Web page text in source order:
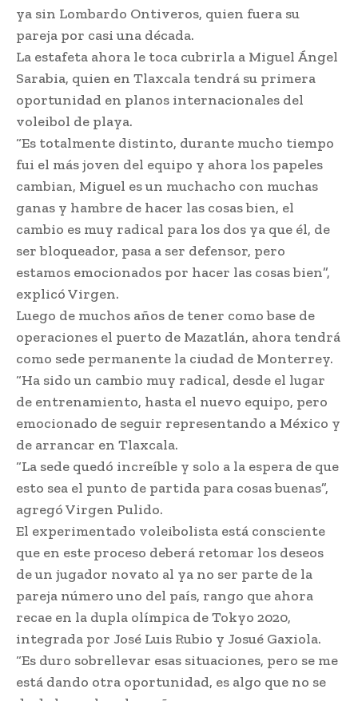
ya sin Lombardo Ontiveros, quien fuera su
pareja por casi una década.
La estafeta ahora le toca cubrirla a Miguel Ángel
Sarabia, quien en Tlaxcala tendrá su primera
oportunidad en planos internacionales del
voleibol de playa.
“Es totalmente distinto, durante mucho tiempo
fui el más joven del equipo y ahora los papeles
cambian, Miguel es un muchacho con muchas
ganas y hambre de hacer las cosas bien, el
cambio es muy radical para los dos ya que él, de
ser bloqueador, pasa a ser defensor, pero
estamos emocionados por hacer las cosas bien”,
explicó Virgen.
Luego de muchos años de tener como base de
operaciones el puerto de Mazatlán, ahora tendrá
como sede permanente la ciudad de Monterrey.
“Ha sido un cambio muy radical, desde el lugar
de entrenamiento, hasta el nuevo equipo, pero
emocionado de seguir representando a México y
de arrancar en Tlaxcala.
“La sede quedó increíble y solo a la espera de que
esto sea el punto de partida para cosas buenas”,
agregó Virgen Pulido.
El experimentado voleibolista está consciente
que en este proceso deberá retomar los deseos
de un jugador novato al ya no ser parte de la
pareja número uno del país, rango que ahora
recae en la dupla olímpica de Tokyo 2020,
integrada por José Luis Rubio y Josué Gaxiola.
“Es duro sobrellevar esas situaciones, pero se me
está dando otra oportunidad, es algo que no se